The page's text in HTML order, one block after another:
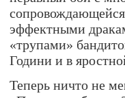
эффектными
«трупами»
Години и в
Теперь ничто не